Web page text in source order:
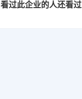
看过此企业的人还看过